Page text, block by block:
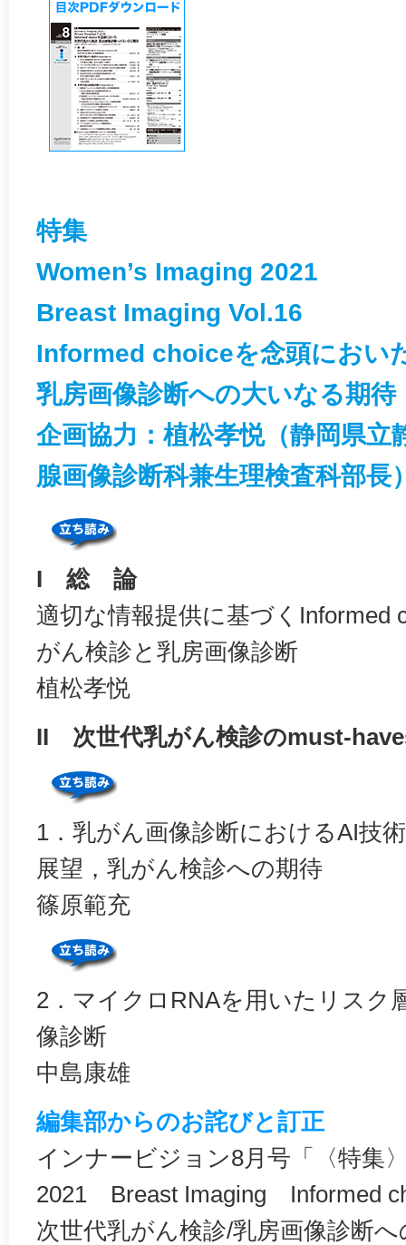
特集
Women’s Imaging 2021
Breast Imaging Vol.16
Informed choiceを念頭におい
乳房画像診断への大いなる期待
企画協力：植松孝悦（静岡県立
腺画像診断科兼生理検査科部長
I 総 論
適切な情報提供に基づくInformed
がん検診と乳房画像診断
植松孝悦
II 次世代乳がん検診のmust-
1．乳がん画像診断におけるAI技
展望，乳がん検診への期待
篠原範充
2．マイクロRNAを用いたリスク
像診断
中島康雄
編集部からのお詫びと訂正
インナービジョン8月号「〈特集
2021 Breast Imaging Informed
次世代乳がん検診/乳房画像診断